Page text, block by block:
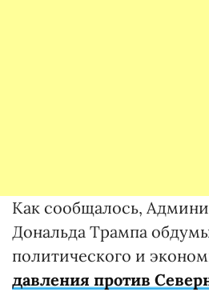
Как сообщалось,
Дональда Трампа
политического и
давления против